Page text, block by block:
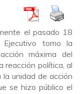
el pasado 18
tomo la
máxima del
reacción política, al
unidad de acción
se hizo público el